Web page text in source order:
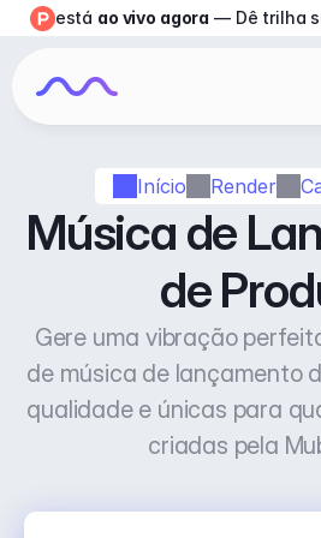
Início Render
Música de
de
Gere uma vibração
de música de lançamento
qualidade e únicas para
criadas pela
está ao vivo agora — Dê trilha